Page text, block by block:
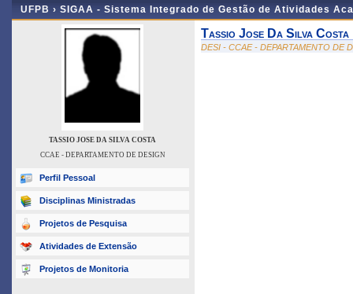
UFPB › SIGAA - Sistema Integrado de Gestão de Atividades
TASSIO JOSE DA SILVA COSTA
CCAE - DEPARTAMENTO DE DESIGN
Perfil Pessoal
Disciplinas Ministradas
Projetos de Pesquisa
Atividades de Extensão
Projetos de Monitoria
Tassio Jose Da Silva Costa
DESI - CCAE - DEPARTAMENTO DE